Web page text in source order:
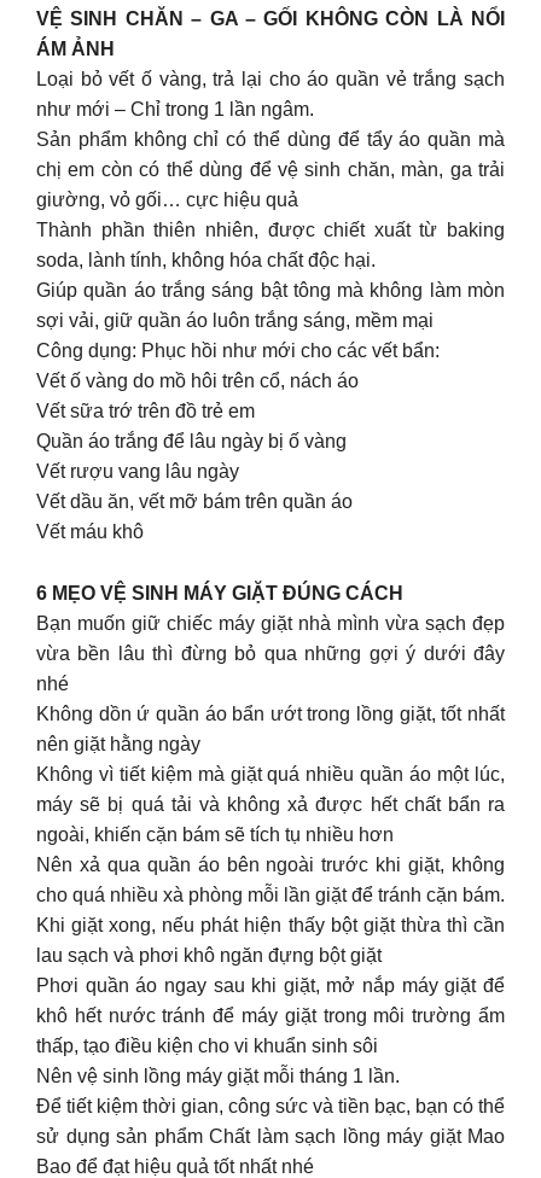
VỆ SINH CHĂN – GA – GỐI KHÔNG CÒN LÀ NỔI
ÁM ẢNH
Loại bỏ vết ố vàng, trả lại cho áo quần vẻ trắng sạch
như mới – Chỉ trong 1 lần ngâm.
Sản phẩm không chỉ có thể dùng để tẩy áo quần mà
chị em còn có thể dùng để vệ sinh chăn, màn, ga trải
giường, vỏ gối… cực hiệu quả
Thành phần thiên nhiên, được chiết xuất từ baking
soda, lành tính, không hóa chất độc hại.
Giúp quần áo trắng sáng bật tông mà không làm mòn
sợi vải, giữ quần áo luôn trắng sáng, mềm mại
Công dụng: Phục hồi như mới cho các vết bẩn:
Vết ố vàng do mồ hôi trên cổ, nách áo
Vết sữa trớ trên đồ trẻ em
Quần áo trắng để lâu ngày bị ố vàng
Vết rượu vang lâu ngày
Vết dầu ăn, vết mỡ bám trên quần áo
Vết máu khô
6 MẸO VỆ SINH MÁY GIẶT ĐÚNG CÁCH
Bạn muốn giữ chiếc máy giặt nhà mình vừa sạch đẹp
vừa bền lâu thì đừng bỏ qua những gợi ý dưới đây
nhé
Không dồn ứ quần áo bẩn ướt trong lồng giặt, tốt nhất
nên giặt hằng ngày
Không vì tiết kiệm mà giặt quá nhiều quần áo một lúc,
máy sẽ bị quá tải và không xả được hết chất bẩn ra
ngoài, khiến cặn bám sẽ tích tụ nhiều hơn
Nên xả qua quần áo bên ngoài trước khi giặt, không
cho quá nhiều xà phòng mỗi lần giặt để tránh cặn bám.
Khi giặt xong, nếu phát hiện thấy bột giặt thừa thì cần
lau sạch và phơi khô ngăn đựng bột giặt
Phơi quần áo ngay sau khi giặt, mở nắp máy giặt để
khô hết nước tránh để máy giặt trong môi trường ẩm
thấp, tạo điều kiện cho vi khuẩn sinh sôi
Nên vệ sinh lồng máy giặt mỗi tháng 1 lần.
Để tiết kiệm thời gian, công sức và tiền bạc, bạn có thể
sử dụng sản phẩm Chất làm sạch lồng máy giặt Mao
Bao để đạt hiệu quả tốt nhất nhé